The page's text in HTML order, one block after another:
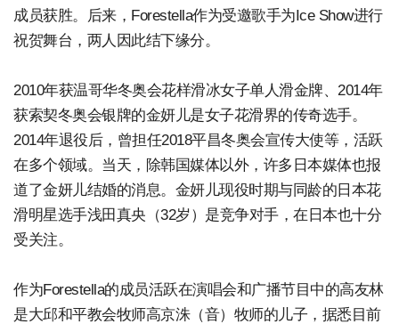
成员获胜。后来，Forestella作为受邀歌手为Ice Show进行
祝贺舞台，两人因此结下缘分。
2010年获温哥华冬奥会花样滑冰女子单人滑金牌、2014年
获索契冬奥会银牌的金妍儿是女子花滑界的传奇选手。
2014年退役后，曾担任2018平昌冬奥会宣传大使等，活跃
在多个领域。当天，除韩国媒体以外，许多日本媒体也报
道了金妍儿结婚的消息。金妍儿现役时期与同龄的日本花
滑明星选手浅田真央（32岁）是竞争对手，在日本也十分
受关注。
作为Forestella的成员活跃在演唱会和广播节目中的高友林
是大邱和平教会牧师高京洙（音）牧师的儿子，据悉目前